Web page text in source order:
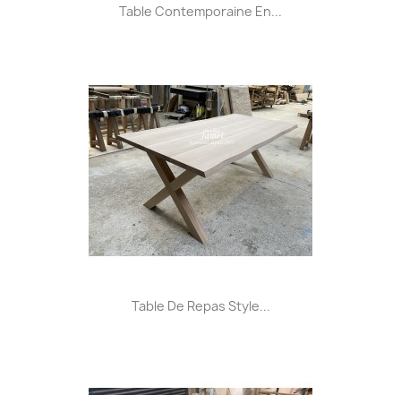
Table Contemporaine En...
Table De Repas Style...